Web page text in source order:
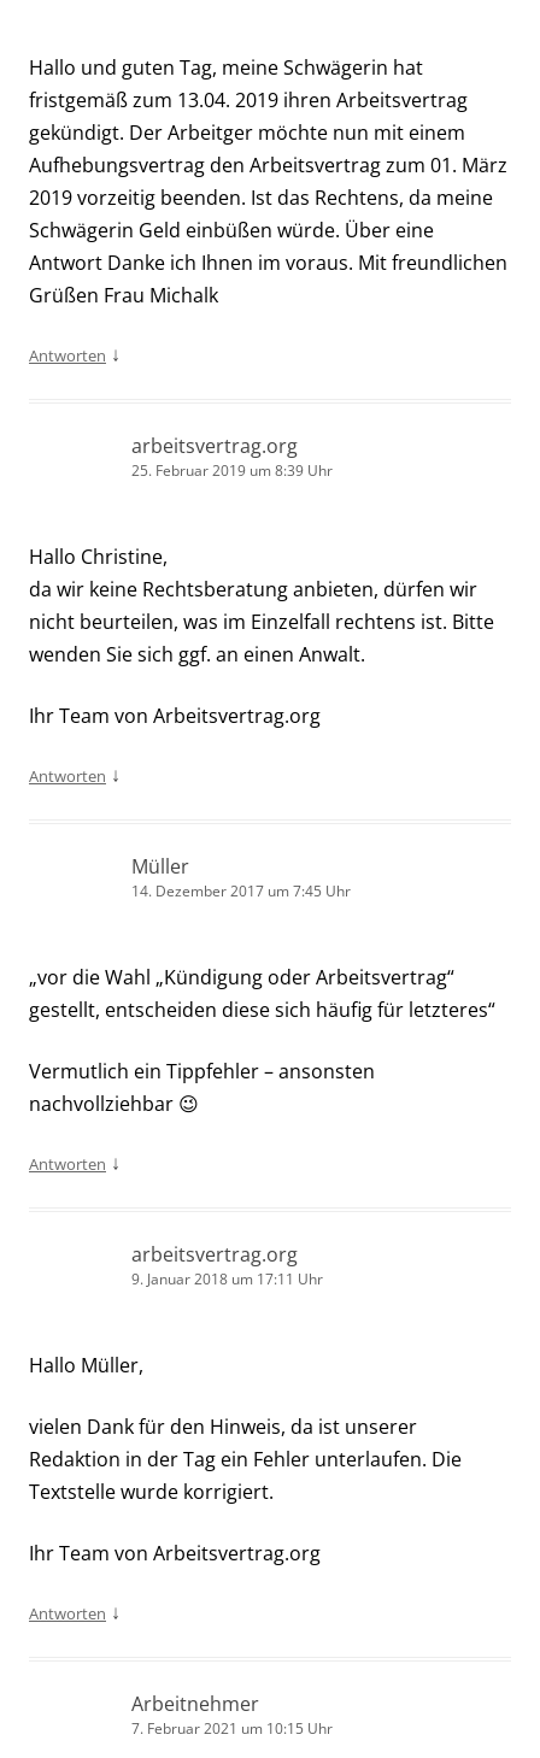
Hallo und guten Tag, meine Schwägerin hat
fristgemäß zum 13.04. 2019 ihren Arbeitsvertrag
gekündigt. Der Arbeitger möchte nun mit einem
Aufhebungsvertrag den Arbeitsvertrag zum 01. März
2019 vorzeitig beenden. Ist das Rechtens, da meine
Schwägerin Geld einbüßen würde. Über eine
Antwort Danke ich Ihnen im voraus. Mit freundlichen
Grüßen Frau Michalk
Antworten ↓
arbeitsvertrag.org
25. Februar 2019 um 8:39 Uhr
Hallo Christine,
da wir keine Rechtsberatung anbieten, dürfen wir
nicht beurteilen, was im Einzelfall rechtens ist. Bitte
wenden Sie sich ggf. an einen Anwalt.
Ihr Team von Arbeitsvertrag.org
Antworten ↓
Müller
14. Dezember 2017 um 7:45 Uhr
„vor die Wahl „Kündigung oder Arbeitsvertrag“
gestellt, entscheiden diese sich häufig für letzteres“
Vermutlich ein Tippfehler – ansonsten
nachvollziehbar 😉
Antworten ↓
arbeitsvertrag.org
9. Januar 2018 um 17:11 Uhr
Hallo Müller,
vielen Dank für den Hinweis, da ist unserer
Redaktion in der Tag ein Fehler unterlaufen. Die
Textstelle wurde korrigiert.
Ihr Team von Arbeitsvertrag.org
Antworten ↓
Arbeitnehmer
7. Februar 2021 um 10:15 Uhr